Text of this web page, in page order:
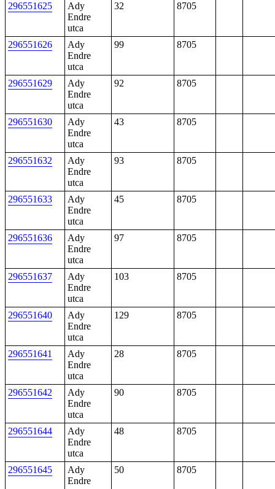
296551625
Ady
Endre
utca
32 8705
296551626
Ady
Endre
utca
99 8705
296551629
Ady
Endre
utca
92 8705
296551630
Ady
Endre
utca
43 8705
296551632
Ady
Endre
utca
93 8705
296551633
Ady
Endre
utca
45 8705
296551636
Ady
Endre
utca
97 8705
296551637
Ady
Endre
utca
103 8705
296551640
Ady
Endre
utca
129 8705
296551641
Ady
Endre
utca
28 8705
296551642
Ady
Endre
utca
90 8705
296551644
Ady
Endre
utca
48 8705
296551645
Ady
Endre
50 8705